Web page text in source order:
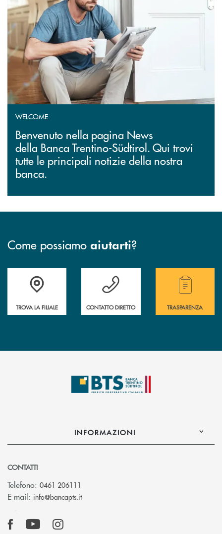
WELCOME
Benvenuto nella pagina News
della Banca Trentino-Südtirol. Qui trovi
tutte le principali notizie della nostra
banca.
Come possiamo aiutarti?
Accedi all' elenco completo delle filiali.
TROVA LA FILIALE
Hai bisogno di assistenza immediata?
CONTATTO DIRETTO
Hai bisogno di
TRASPARENZA
INFORMAZIONI
CONTATTI
Telefono: 0461 206111
E-mail: info@bancapts.it(si apre l’app di posta elettronica)